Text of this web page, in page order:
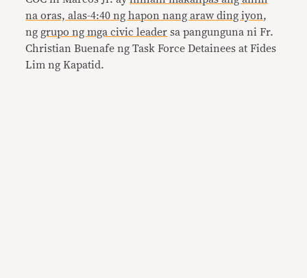
na oras, alas-4:40 ng hapon nang araw ding iyon,
ng grupo ng mga civic leader sa pangunguna ni Fr.
Christian Buenafe ng Task Force Detainees at Fides
Lim ng Kapatid.